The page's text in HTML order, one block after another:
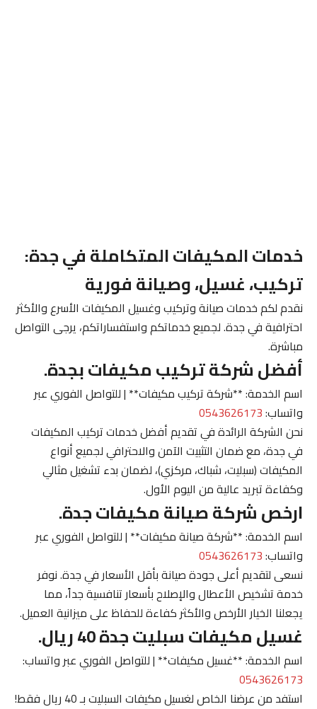
خدمات المكيفات المتكاملة في جدة:
تركيب، غسيل، وصيانة فورية
نقدم لكم خدمات صيانة وتركيب وغسيل المكيفات الأسرع والأكثر
احترافية في جدة. لجميع خدماتكم واستفساراتكم، يرجى التواصل
مباشرة.
أفضل شركة تركيب مكيفات بجدة.
اسم الخدمة: **شركة تركيب مكيفات** | للتواصل الفوري عبر
واتساب:0543626173
نحن الشركة الرائدة في تقديم أفضل خدمات تركيب المكيفات
في جدة، مع ضمان التثبيت الآمن والاحترافي لجميع أنواع
المكيفات (سبليت، شباك، مركزي)، لضمان بدء تشغيل مثالي
وكفاءة تبريد عالية من اليوم الأول.
ارخص شركة صيانة مكيفات جدة.
اسم الخدمة: **شركة صيانة مكيفات** | للتواصل الفوري عبر
واتساب:0543626173
نسعى لتقديم أعلى جودة صيانة بأقل الأسعار في جدة. نوفر
خدمة تشخيص الأعطال والإصلاح بأسعار تنافسية جداً، مما
يجعلنا الخيار الأرخص والأكثر كفاءة للحفاظ على ميزانية العميل.
غسيل مكيفات سبليت جدة 40 ريال.
اسم الخدمة: **غسيل مكيفات** | للتواصل الفوري عبر واتساب:
0543626173
استفد من عرضنا الخاص لغسيل مكيفات السبليت بـ 40 ريال فقط!